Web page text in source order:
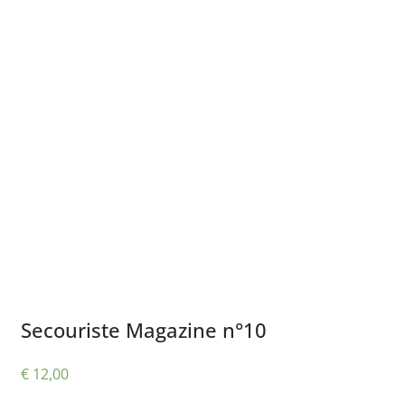
Secouriste Magazine n°10
€12,00